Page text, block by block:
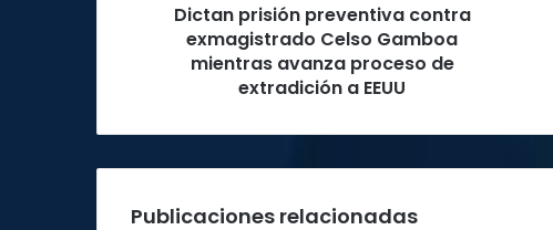
proceso
extradición
Dictan prisión preventiva contra
exmagistrado Celso Gamboa
mientras avanza proceso de
extradición a EEUU
Publicaciones relacionadas